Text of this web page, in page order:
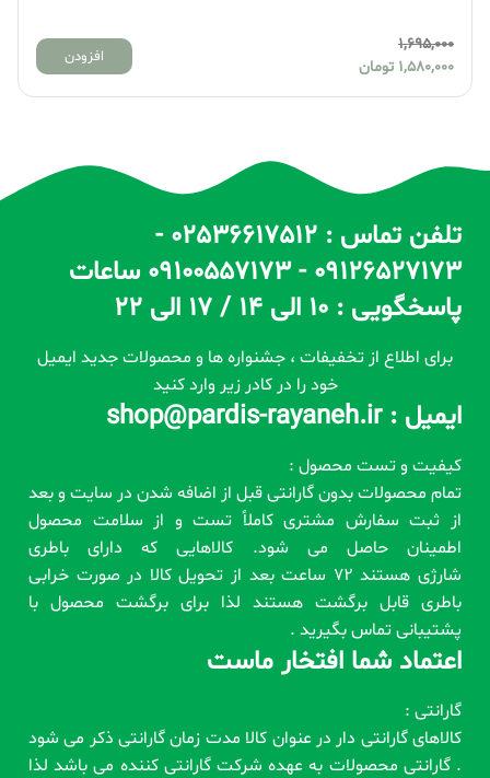
1,695,000
1,580,000 تومان
افزودن
تلفن تماس : 02536617512 -
09126527173 - 09100557173 ساعات
پاسخگویی : 10 الی 14 / 17 الی 22
برای اطلاع از تخفیفات ، جشنواره ها و محصولات جدید ایمیل
خود را در کادر زیر وارد کنید
ایمیل : shop@pardis-rayaneh.ir
کیفیت و تست محصول :
تمام محصولات بدون گارانتی قبل از اضافه شدن در سایت و بعد
از ثبت سفارش مشتری کاملاً تست و از سلامت محصول
اطمینان حاصل می شود. کالاهایی که دارای باطری
شارژی هستند 72 ساعت بعد از تحویل کالا در صورت خرابی
باطری قابل برگشت هستند لذا برای برگشت محصول با
پشتیبانی تماس بگیرید .
اعتماد شما افتخار ماست
گارانتی :
کالاهای گارانتی دار در عنوان کالا مدت زمان گارانتی ذکر می شود
. گارانتی محصولات به عهده شرکت گارانتی کننده می باشد لذا